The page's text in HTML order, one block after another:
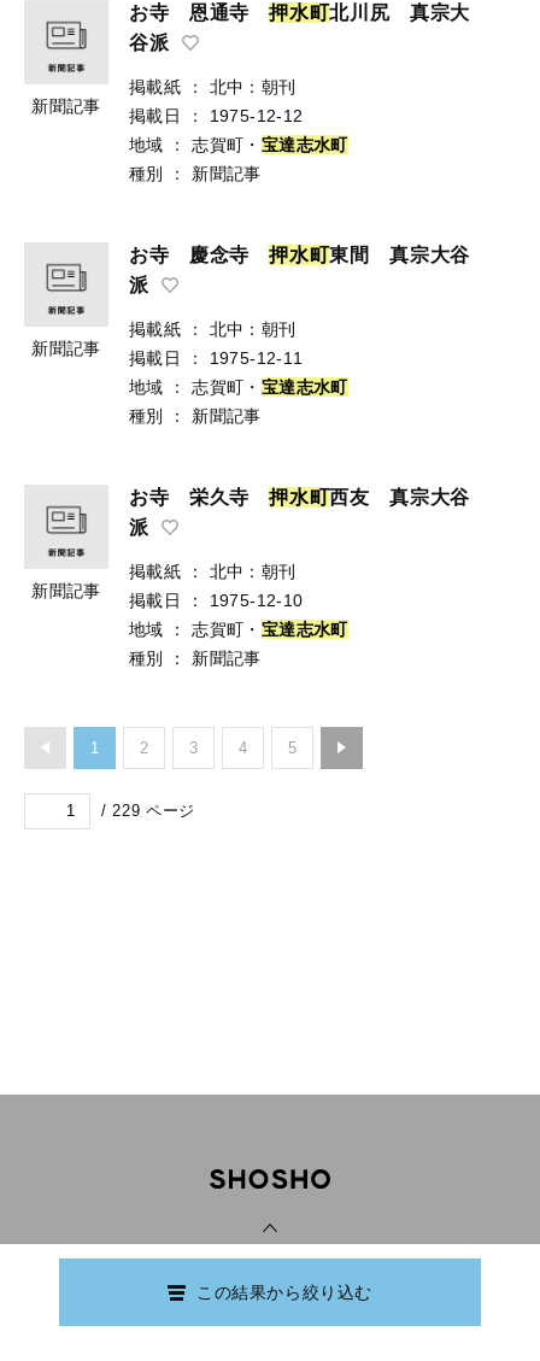
新聞記事
お寺 恩通寺押水町北川尻 真宗大
谷派
掲載紙 ：
北中：朝刊
掲載日
：
1975-12-12
地域
： 志賀町・ 宝達志水町
種別
： 新聞記事
新聞記事
お寺 慶念寺押水町東間 真宗大谷
派
掲載紙 ：
北中：朝刊
掲載日
：
1975-12-11
地域
： 志賀町・ 宝達志水町
種別
： 新聞記事
新聞記事
お寺 栄久寺押水町西友 真宗大谷
派
掲載紙 ：
北中：朝刊
掲載日
：
1975-12-10
地域
： 志賀町・ 宝達志水町
種別
： 新聞記事
1 2 3 4 5
/ 229 ページ
この結果から絞り込む
Copyright © Ishikawa Prefectural Library.